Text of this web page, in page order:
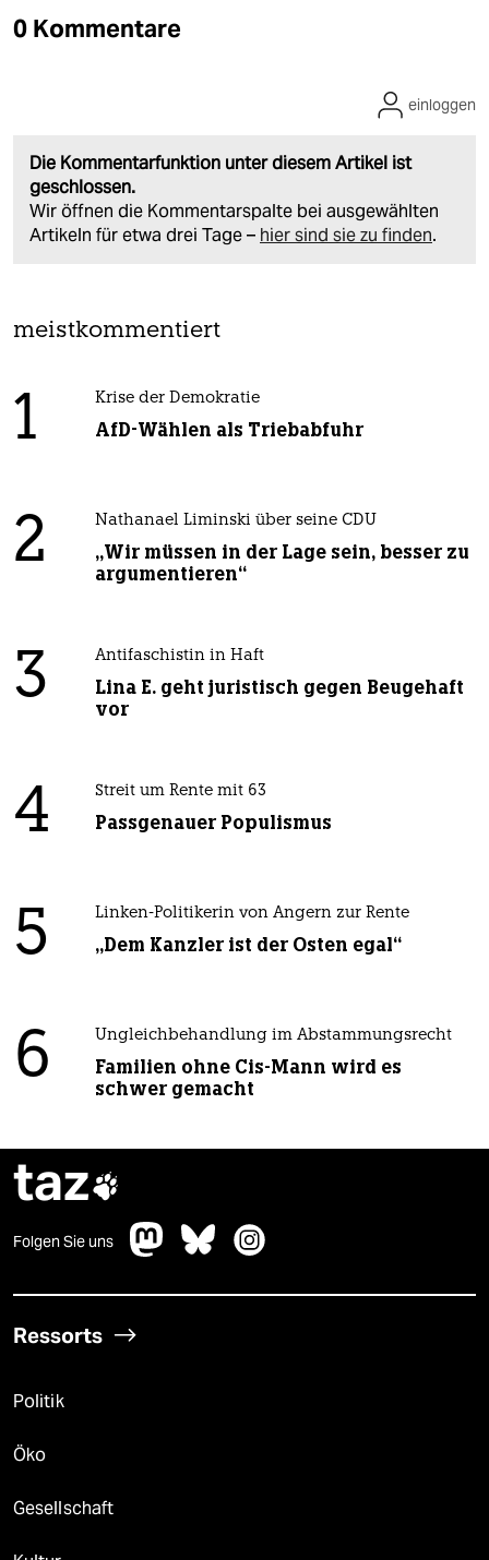
0 Kommentare
Die Kommentarfunktion unter diesem Artikel ist
geschlossen.
Wir öffnen die Kommentarspalte bei ausgewählten
Artikeln für etwa drei Tage – hier sind sie zu finden.
einloggen
meistkommentiert
1 Krise der Demokratie
AfD-Wählen als Triebabfuhr
2 Nathanael Liminski über seine CDU
„Wir müssen in der Lage sein, besser zu
argumentieren“
3 Antifaschistin in Haft
Lina E. geht juristisch gegen Beugehaft
vor
4 Streit um Rente mit 63
Passgenauer Populismus
5 Linken-Politikerin von Angern zur Rente
„Dem Kanzler ist der Osten egal“
6 Ungleichbehandlung im Abstammungsrecht
Familien ohne Cis-Mann wird es
schwer gemacht
taz
Folgen Sie uns
Ressorts
Politik
Öko
Gesellschaft